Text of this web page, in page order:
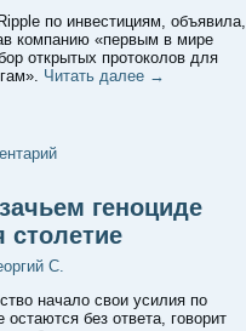
по инвестициям, объявила,
компанию «первым в мире
открытых протоколов для
Читать далее →
геноциде
столетие
С.
начало свои усилия по
без ответа, говорит